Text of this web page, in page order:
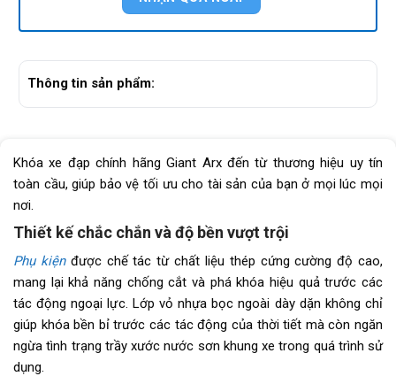
Thông tin sản phẩm:
Khóa xe đạp chính hãng Giant Arx đến từ thương hiệu uy tín
toàn cầu, giúp bảo vệ tối ưu cho tài sản của bạn ở mọi lúc mọi
nơi.
Thiết kế chắc chắn và độ bền vượt trội
Phụ kiệnđược chế tác từ chất liệu thép cứng cường độ cao,
mang lại khả năng chống cắt và phá khóa hiệu quả trước các
tác động ngoại lực. Lớp vỏ nhựa bọc ngoài dày dặn không chỉ
giúp khóa bền bỉ trước các tác động của thời tiết mà còn ngăn
ngừa tình trạng trầy xước nước sơn khung xe trong quá trình sử
dụng.